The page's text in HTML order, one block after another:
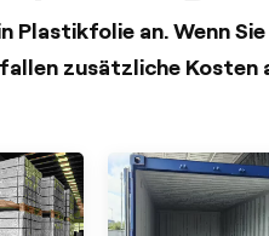
an. Wenn
zusätzliche Kosten